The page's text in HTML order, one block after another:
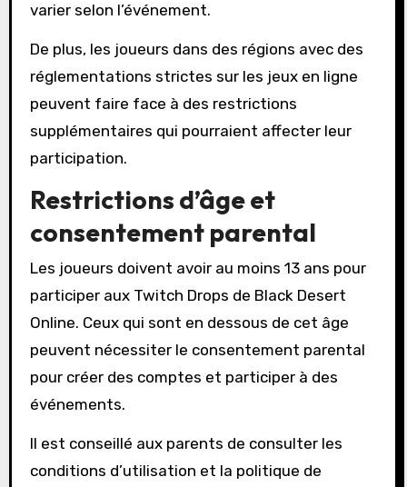
varier selon l’événement.
De plus, les joueurs dans des régions avec des
réglementations strictes sur les jeux en ligne
peuvent faire face à des restrictions
supplémentaires qui pourraient affecter leur
participation.
Restrictions d’âge et
consentement parental
Les joueurs doivent avoir au moins 13 ans pour
participer aux Twitch Drops de Black Desert
Online. Ceux qui sont en dessous de cet âge
peuvent nécessiter le consentement parental
pour créer des comptes et participer à des
événements.
Il est conseillé aux parents de consulter les
conditions d’utilisation et la politique de